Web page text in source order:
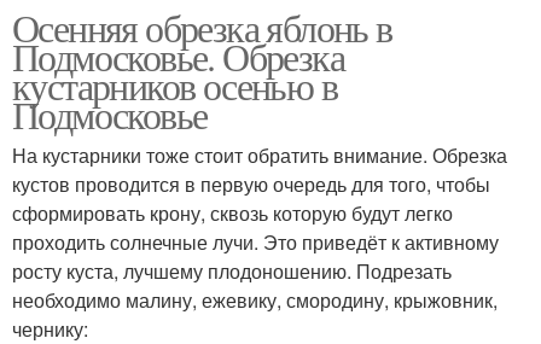
Осенняя обрезка яблонь в
Подмосковье. Обрезка
кустарников осенью в
Подмосковье
На кустарники тоже стоит обратить внимание. Обрезка
кустов проводится в первую очередь для того, чтобы
сформировать крону, сквозь которую будут легко
проходить солнечные лучи. Это приведёт к активному
росту куста, лучшему плодоношению. Подрезать
необходимо малину, ежевику, смородину, крыжовник,
чернику: